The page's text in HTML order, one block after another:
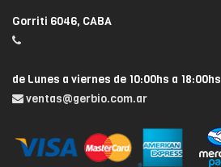
Gorriti 6046, CABA
de Lunes a viernes de 10:00hs a 18:00hs
ventas@gerbio.com.ar